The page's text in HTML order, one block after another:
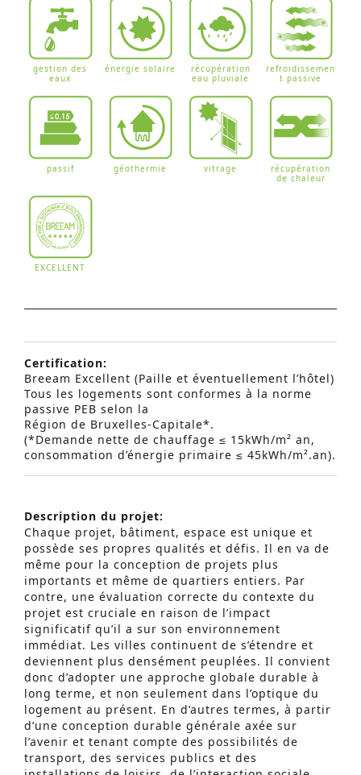
gestion des
eaux
énergie solaire
récupération
eau pluviale
refroidissemen
t passive
passif géothermie vitrage
récupération
de chaleur
EXCELLENT
Certification:
Breeam Excellent (Paille et éventuellement l’hôtel)
Tous les logements sont conformes à la norme
passive PEB selon la
Région de Bruxelles-Capitale*.
(*Demande nette de chauffage ≤ 15kWh/m² an,
consommation d’énergie primaire ≤ 45kWh/m².an).
Description du projet:
Chaque projet, bâtiment, espace est unique et
possède ses propres qualités et défis. Il en va de
même pour la conception de projets plus
importants et même de quartiers entiers. Par
contre, une évaluation correcte du contexte du
projet est cruciale en raison de l’impact
significatif qu’il a sur son environnement
immédiat. Les villes continuent de s’étendre et
deviennent plus densément peuplées. Il convient
donc d’adopter une approche globale durable à
long terme, et non seulement dans l’optique du
logement au présent. En d’autres termes, à partir
d’une conception durable générale axée sur
l’avenir et tenant compte des possibilités de
transport, des services publics et des